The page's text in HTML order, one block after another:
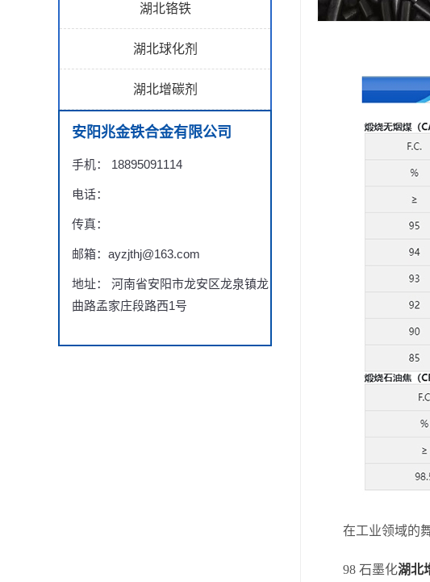
湖北铬铁
湖北球化剂
湖北增碳剂
安阳兆金铁合金有限公司
手机： 18895091114
电话：
传真：
邮箱：ayzjthj@163.com
地址： 河南省安阳市龙安区龙泉镇龙
曲路孟家庄段路西1号
在工业领域的舞
98 石墨化湖北